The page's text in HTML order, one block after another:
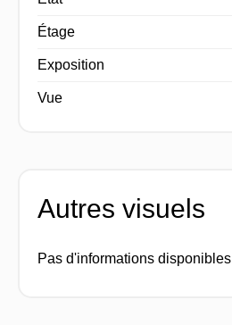
Étage
Exposition
Vue
Autres visuels
Pas d'informations disponibles